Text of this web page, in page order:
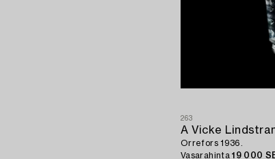
263
A Vicke
Orrefors 1936.
Vasarahinta19 000